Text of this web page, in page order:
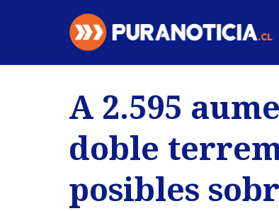
Regiones
Deportes
A 2.595
doble
posibles